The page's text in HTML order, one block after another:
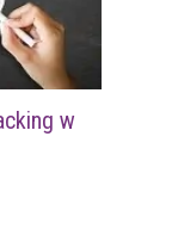
w